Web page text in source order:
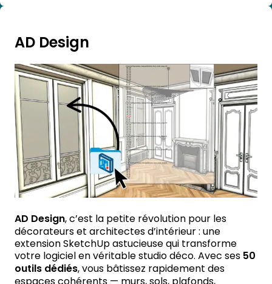
AD Design
AD Design, c’est la petite révolution pour les
décorateurs et architectes d’intérieur : une
extension SketchUp astucieuse qui transforme
votre logiciel en véritable studio déco. Avec ses 50
outils dédiés, vous bâtissez rapidement des
espaces cohérents — murs, sols, plafonds,